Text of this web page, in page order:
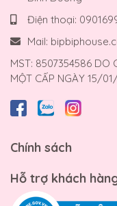
Điện thoại:
Mail:
MST: 8507354586 DO
MỘT CẤP NGÀY 15/
Chính sách
Hỗ trợ khách